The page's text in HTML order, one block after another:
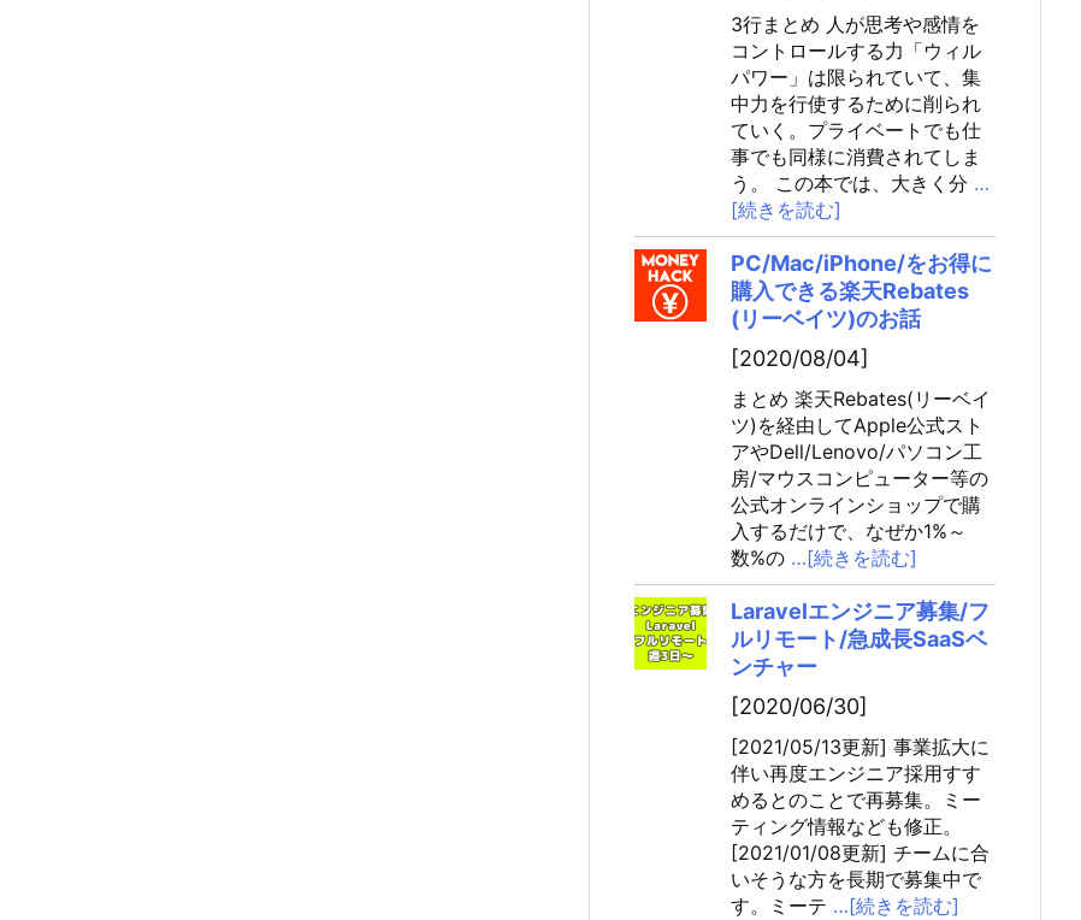
3行まとめ 人が思考や感情を
コントロールする力「ウィル
パワー」は限られていて、集
中力を行使するために削られ
ていく。プライベートでも仕
事でも同様に消費されてしま
う。 この本では、大きく分 …
[続きを読む]
PC/Mac/iPhone/をお得に
購入できる楽天Rebates
(リーベイツ)のお話
[2020/08/04]
まとめ 楽天Rebates(リーベイ
ツ)を経由してApple公式スト
アやDell/Lenovo/パソコン工
房/マウスコンピューター等の
公式オンラインショップで購
入するだけで、なぜか1%～
数%の …[続きを読む]
Laravelエンジニア募集/フ
ルリモート/急成長SaaSベ
ンチャー
[2020/06/30]
[2021/05/13更新] 事業拡大に
伴い再度エンジニア採用すす
めるとのことで再募集。ミー
ティング情報なども修正。
[2021/01/08更新] チームに合
いそうな方を長期で募集中で
す。ミーテ …[続きを読む]